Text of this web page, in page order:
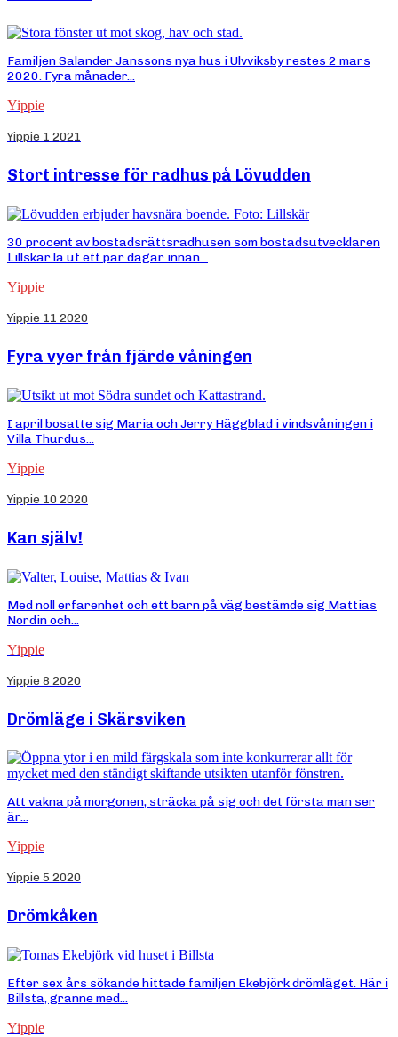
Familjen Salander Janssons nya hus i Ulvviksby restes 2 mars
2020. Fyra månader...
Yippie
Yippie 1 2021
Stort intresse för radhus på Lövudden
30 procent av bostadsrättsradhusen som bostadsutvecklaren
Lillskär la ut ett par dagar innan...
Yippie
Yippie 11 2020
Fyra vyer från fjärde våningen
I april bosatte sig Maria och Jerry Häggblad i vindsvåningen i
Villa Thurdus...
Yippie
Yippie 10 2020
Kan själv!
Med noll erfarenhet och ett barn på väg bestämde sig Mattias
Nordin och...
Yippie
Yippie 8 2020
Drömläge i Skärsviken
Att vakna på morgonen, sträcka på sig och det första man ser
är...
Yippie
Yippie 5 2020
Drömkåken
Efter sex års sökande hittade familjen Ekebjörk drömläget. Här i
Billsta, granne med...
Yippie